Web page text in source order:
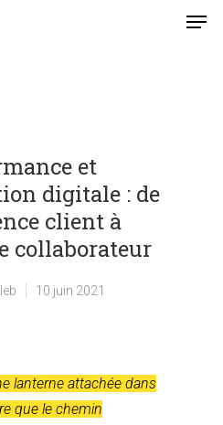
et
digitale : de
client à
collaborateur
10 juin 2021
lanterne attachée dans
que le chemin